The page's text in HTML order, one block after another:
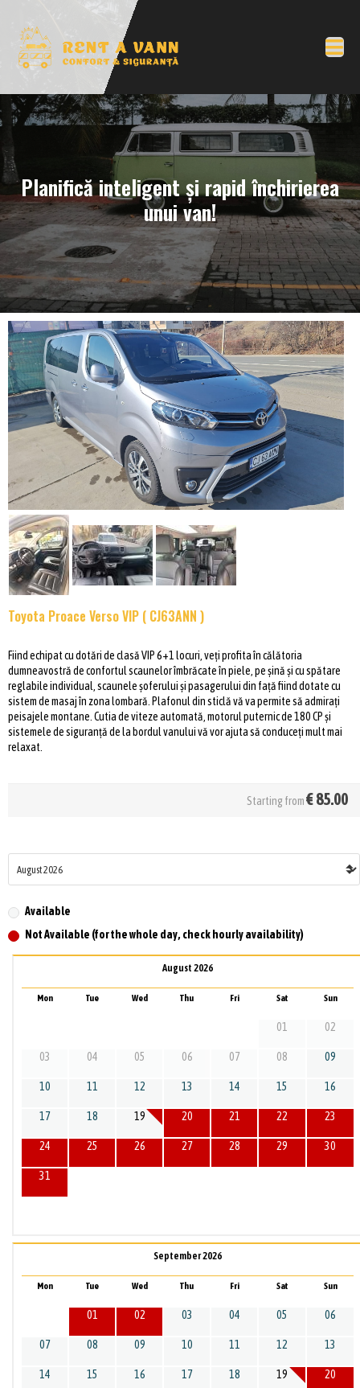
Planifică inteligent și rapid închirierea
unui van!
Toyota Proace Verso VIP ( CJ63ANN )
Fiind echipat cu dotări de clasă VIP 6+1 locuri, veți profita în călătoria
dumneavostră de confortul scaunelor îmbrăcate în piele, pe șină și cu spătare
reglabile individual, scaunele șoferului și pasagerului din față fiind dotate cu
sistem de masaj în zona lombară. Plafonul din sticlă vă va permite să admirați
peisajele montane. Cutia de viteze automată, motorul puternic de 180 CP și
sistemele de siguranță de la bordul vanului vă vor ajuta să conduceți mult mai
relaxat.
Starting from€85.00
Available
Not Available (for the whole day, check hourly availability)
August 2026
Mon Tue Wed Thu Fri Sat Sun
01 02
03 04 05 06 07 08 09
10 11 12 13 14 15 16
17 18 19 20 21 22 23
24 25 26 27 28 29 30
31
September 2026
Mon Tue Wed Thu Fri Sat Sun
01 02 03 04 05 06
07 08 09 10 11 12 13
14 15 16 17 18 19 20